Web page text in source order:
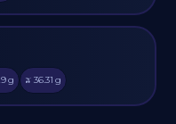
g 🫒 36.31 g